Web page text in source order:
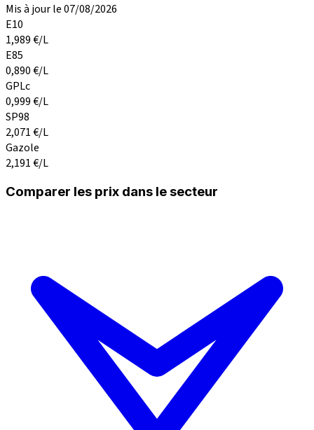
Mis à jour le 07/08/2026
E10
1,989€/L
E85
0,890€/L
GPLc
0,999€/L
SP98
2,071€/L
Gazole
2,191€/L
Comparer les prix dans le secteur